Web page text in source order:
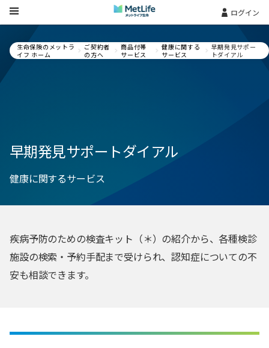
Skip Navigation ログイン
生命保険のメットラ
イフ ホーム
ご契約者
の方へ
商品付帯
サービス
健康に関する
サービス
早期発見サポー
トダイアル
早期発見サポートダイアル
健康に関するサービス
疾病予防のための検査キット（＊）の紹介から、各種検診
施設の検索・予約手配まで受けられ、認知症についての不
安も相談できます。